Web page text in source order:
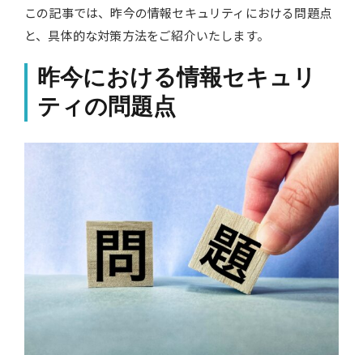
この記事では、昨今の情報セキュリティにおける問題点
と、具体的な対策方法をご紹介いたします。
昨今における情報セキュリ
ティの問題点